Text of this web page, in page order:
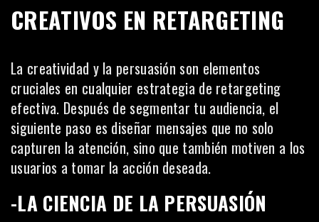
CREATIVOS EN RETARGETING
La creatividad y la persuasión son elementos
cruciales en cualquier estrategia de retargeting
efectiva. Después de segmentar tu audiencia, el
siguiente paso es diseñar mensajes que no solo
capturen la atención, sino que también motiven a los
usuarios a tomar la acción deseada.
-LA CIENCIA DE LA PERSUASIÓN